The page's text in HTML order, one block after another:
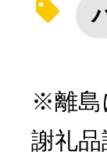
※離島
謝礼品